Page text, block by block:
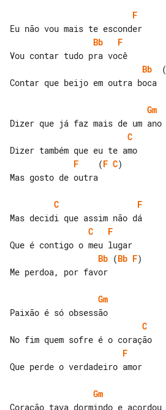
F
Bb
F
Bb
  (
Contar que beijo em outra boca
Gm
C
F
    (
F C)
Mas gosto de outra
C
F
C
F
Bb (Bb F)
Me perdoa, por favor
Gm
C
F
Que perde o verdadeiro amor
Gm